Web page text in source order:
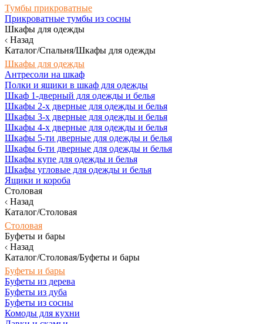
Тумбы прикроватные
Прикроватные тумбы из сосны
Шкафы для одежды
Назад
Каталог/Спальня/Шкафы для одежды
Шкафы для одежды
Антресоли на шкаф
Полки и ящики в шкаф для одежды
Шкаф 1-дверный для одежды и белья
Шкафы 2-х дверные для одежды и белья
Шкафы 3-х дверные для одежды и белья
Шкафы 4-х дверные для одежды и белья
Шкафы 5-ти дверные для одежды и белья
Шкафы 6-ти дверные для одежды и белья
Шкафы купе для одежды и белья
Шкафы угловые для одежды и белья
Ящики и короба
Столовая
Назад
Каталог/Столовая
Столовая
Буфеты и бары
Назад
Каталог/Столовая/Буфеты и бары
Буфеты и бары
Буфеты из дерева
Буфеты из дуба
Буфеты из сосны
Комоды для кухни